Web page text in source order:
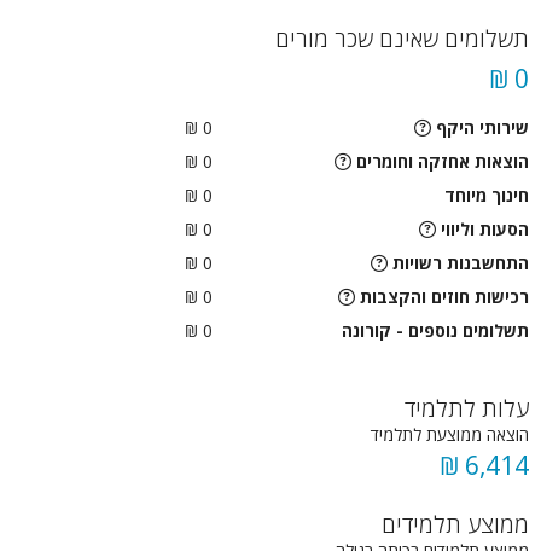
תשלומים שאינם שכר מורים
0 ₪
שירותי היקף
0 ₪
הוצאות אחזקה וחומרים
0 ₪
חינוך מיוחד
0 ₪
הסעות וליווי
0
₪
התחשבנות רשויות
0
₪
רכישות חוזים והקצבות
0 ₪
תשלומים נוספים - קורונה
0 ₪
עלות לתלמיד
הוצאה ממוצעת לתלמיד
6,414 ₪
ממוצע תלמידים